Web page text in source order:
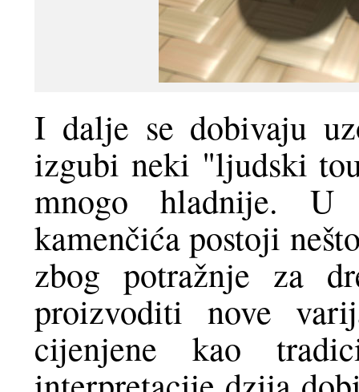
I dalje se dobivaju
izgubi neki "ljudski
mnogo hladnije.
kamenčića postoji
zbog potražnje za
proizvoditi nove
cijenjene kao